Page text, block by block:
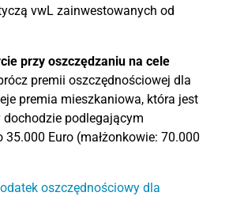
vwL zainwestowanych od
przy oszczędzaniu na cele
premii oszczędnościowej dla
premia mieszkaniowa, która jest
podlegającym
Euro (małżonkowie: 70.000
oszczędnościowy dla